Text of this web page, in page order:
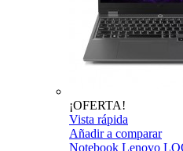
¡OFERTA!
Vista rápida
Añadir a comparar
Notebook Lenovo